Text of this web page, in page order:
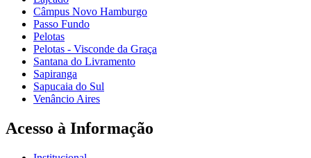
Câmpus Novo Hamburgo
Passo Fundo
Pelotas
Pelotas - Visconde da Graça
Santana do Livramento
Sapiranga
Sapucaia do Sul
Venâncio Aires
Acesso à Informação